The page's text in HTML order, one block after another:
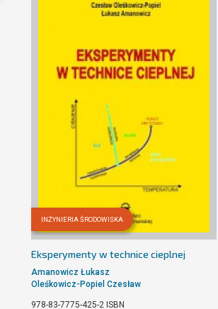
INŻYNIERIA ŚRODOWISKA
Eksperymenty w technice cieplnej
Amanowicz Łukasz
Oleśkowicz-Popiel Czesław
978-83-7775-425-2 ISBN